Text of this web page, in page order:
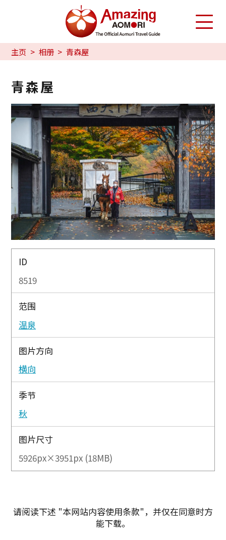
主页 相册 青森屋
青森屋
ID
8519
范围
温泉
图片方向
横向
季节
秋
图片尺寸
5926px×3951px (18MB)
请阅读下述 "本网站内容使用条款"，并仅在同意时方
能下载。